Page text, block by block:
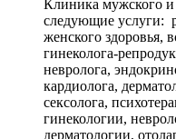
Клиника мужского и
следующие услуги:
женского здоровья,
гинеколога-
невролога,
кардиолога,
сексолога,
гинекологии,
дерматологии,